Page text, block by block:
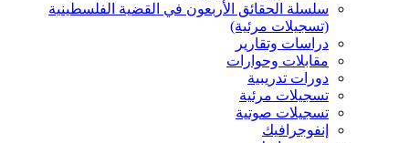
سلسلة الحقائق الأربعون في القضية الفلسطينية
(تسجيلات مرئية)
دراسات وتقارير
مقابلات وحوارات
دورات تدريبية
تسجيلات مرئية
تسجيلات صوتية
إنفوجرافيك